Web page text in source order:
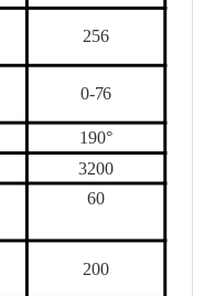
256
0-76
190°
3200
60
200